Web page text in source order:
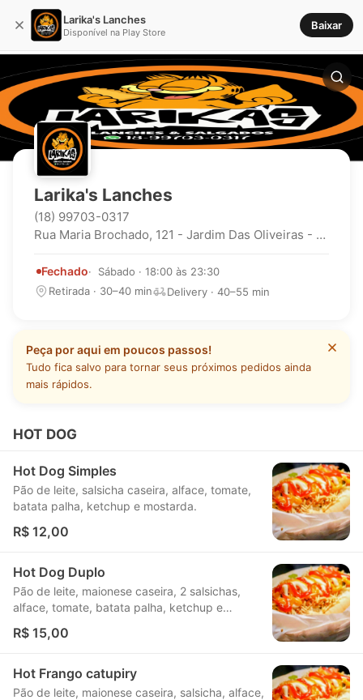
Larika's Lanches
Disponível na Play Store
Baixar
Larika's Lanches
(18) 99703-0317
Rua Maria Brochado, 121 - Jardim Das Oliveiras - Paraguaçu Paulista - Sp
Fechado
Sábado · 18:00 às 23:30
Retirada · 30–40 min
Delivery · 40–55 min
Peça por aqui em poucos passos!
Tudo fica salvo para tornar seus próximos pedidos ainda
mais rápidos.
HOT DOG
Hot Dog Simples
Pão de leite, salsicha caseira, alface, tomate,
batata palha, ketchup e mostarda.
R$ 12,00
Hot Dog Duplo
Pão de leite, maionese caseira, 2 salsichas,
alface, tomate, batata palha, ketchup e
R$ 15,00
Hot Frango catupiry
Pão de leite, maionese caseira, salsicha, alface,